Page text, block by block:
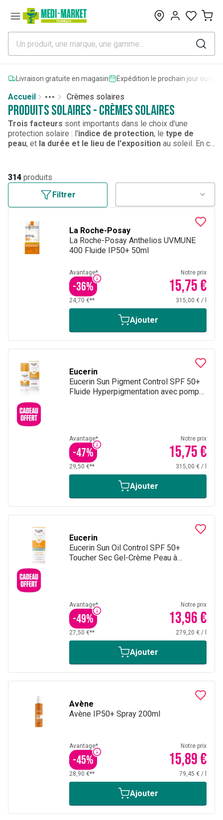
0
Livraison gratuite en magasin Expédition le prochain jour
Accueil
More
Toggle menu
Crèmes solaires
Produits solaires - Crèmes solaires
Trois facteurs sont importants dans le choix d'une
protection solaire : l'indice de protection, le type de
peau, et la durée et le lieu de l'exposition au soleil. En ce
moyenne(de 15 à 25),
(au-delà de 50). On distingue généralement4 types de
: les peaux très sensibles ou très blanches (par
exemple chez les roux), les peaux claires (par exemple
plus résistantes (comme les peaux mates). Enfin, la
dangerosité
des rayons du soleil dépend aussi de l'heure
d'exposition (déconseillé entre midi et 16h), de la durée
d'exposition et du lieu d'exposition (en montagne, sous les
314 produits
Filtrer
La Roche-Posay
La Roche-Posay Anthelios UVMUNE
400 Fluide IP50+ 50ml
Avantage*
-36%
Notre prix
15,75 €
24,70 €** 315,00 € /
Ajouter
Eucerin
Eucerin Sun Pigment Control SPF 50+
Fluide Hyperpigmentation avec pompe
Avantage*
-47%
Notre prix
15,75 €
29,50 €** 315,00 € /
Ajouter
Eucerin
Eucerin Sun Oil Control SPF 50+
Toucher Sec Gel-Crème Peau à
Avantage*
-49%
Notre prix
13,96 €
27,50 €** 279,20 € /
Ajouter
Avène
Avène IP50+ Spray 200ml
Avantage*
-45%
Notre prix
15,89 €
28,90 €** 79,45 € /
Ajouter